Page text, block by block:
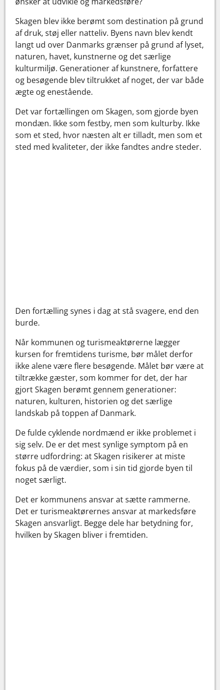
Skagen blev ikke berømt som destination på grund
af druk, støj eller natteliv. Byens navn blev kendt
langt ud over Danmarks grænser på grund af lyset,
naturen, havet, kunstnerne og det særlige
kulturmiljø. Generationer af kunstnere, forfattere
og besøgende blev tiltrukket af noget, der var både
ægte og enestående.
Det var fortællingen om Skagen, som gjorde byen
mondæn. Ikke som festby, men som kulturby. Ikke
som et sted, hvor næsten alt er tilladt, men som et
sted med kvaliteter, der ikke fandtes andre steder.
Den fortælling synes i dag at stå svagere, end den
burde.
Når kommunen og turismeaktørerne lægger
kursen for fremtidens turisme, bør målet derfor
ikke alene være flere besøgende. Målet bør være at
tiltrække gæster, som kommer for det, der har
gjort Skagen berømt gennem generationer:
naturen, kulturen, historien og det særlige
landskab på toppen af Danmark.
De fulde cyklende nordmænd er ikke problemet i
sig selv. De er det mest synlige symptom på en
større udfordring: at Skagen risikerer at miste
fokus på de værdier, som i sin tid gjorde byen til
noget særligt.
Det er kommunens ansvar at sætte rammerne.
Det er turismeaktørernes ansvar at markedsføre
Skagen ansvarligt. Begge dele har betydning for,
hvilken by Skagen bliver i fremtiden.